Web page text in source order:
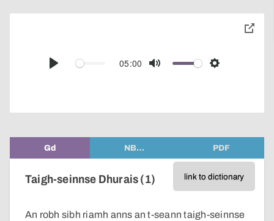
Play
05:00
Mute Settings
toggle
Gd NB… PDF
link to dictionary
Taigh-seinnse Dhurais (1)
An robh sibh riamh anns an t-seann taigh-seinnse